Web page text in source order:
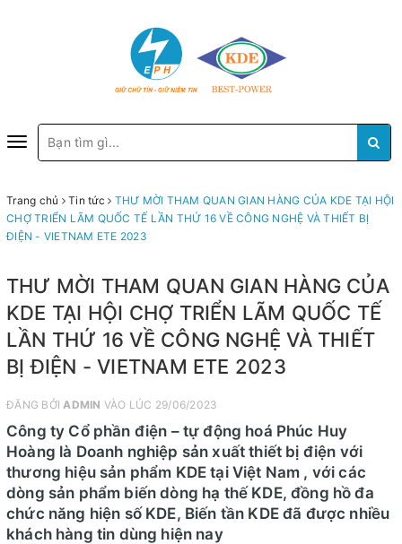
Toggle
navigation
Trang chủ Tin tức
THƯ MỜI THAM QUAN GIAN HÀNG CỦA KDE TẠI HỘI
CHỢ TRIỂN LÃM QUỐC TẾ LẦN THỨ 16 VỀ CÔNG NGHỆ VÀ THIẾT BỊ
ĐIỆN - VIETNAM ETE 2023
THƯ MỜI THAM QUAN GIAN HÀNG CỦA
KDE TẠI HỘI CHỢ TRIỂN LÃM QUỐC TẾ
LẦN THỨ 16 VỀ CÔNG NGHỆ VÀ THIẾT
BỊ ĐIỆN - VIETNAM ETE 2023
ĐĂNG BỞI ADMIN VÀO LÚC 29/06/2023
Công ty Cổ phần điện – tự động hoá Phúc Huy
Hoàng là Doanh nghiệp sản xuất thiết bị điện với
thương hiệu sản phẩm KDE tại Việt Nam , với các
dòng sản phẩm biến dòng hạ thế KDE, đồng hồ đa
chức năng hiện số KDE, Biến tần KDE đã được nhiều
khách hàng tin dùng hiện nay